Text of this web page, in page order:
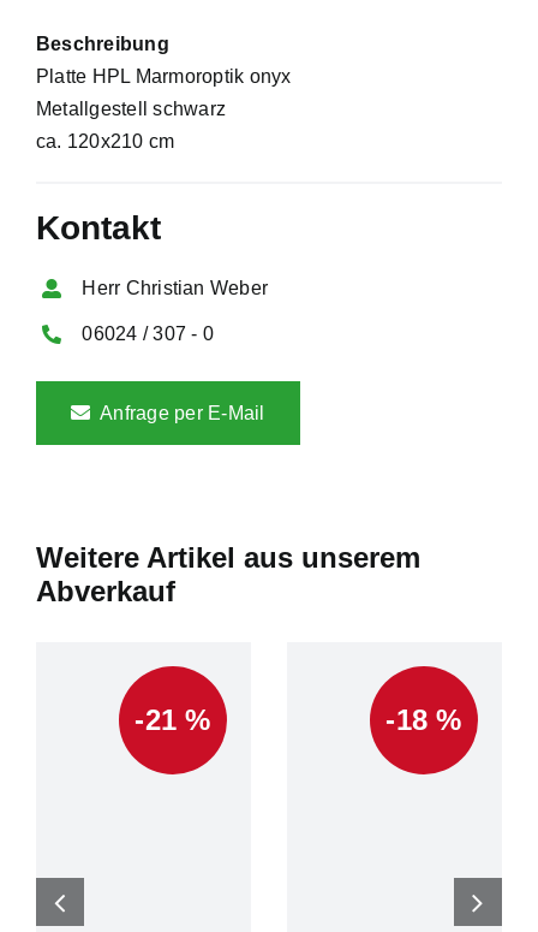
Beschreibung
Platte HPL Marmoroptik onyx
Metallgestell schwarz
ca. 120x210 cm
Kontakt
Herr Christian Weber
06024 / 307 - 0
Anfrage per E-Mail
Weitere Artikel aus unserem
Abverkauf
-21 % -18 %